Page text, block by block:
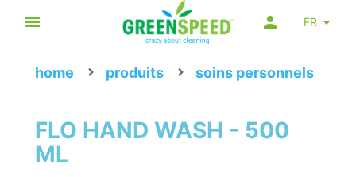
FR
home produits soins personnels
FLO HAND WASH - 500
ML